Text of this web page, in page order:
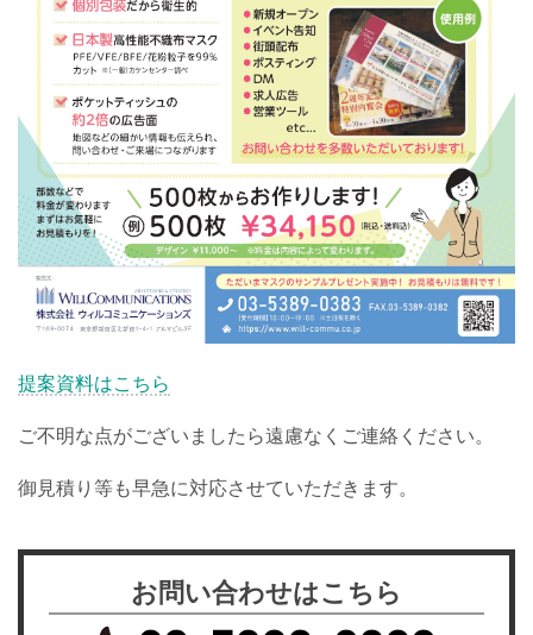
提案資料はこちら
ご不明な点がございましたら遠慮なくご連絡ください。
御見積り等も早急に対応させていただきます。
お問い合わせはこちら